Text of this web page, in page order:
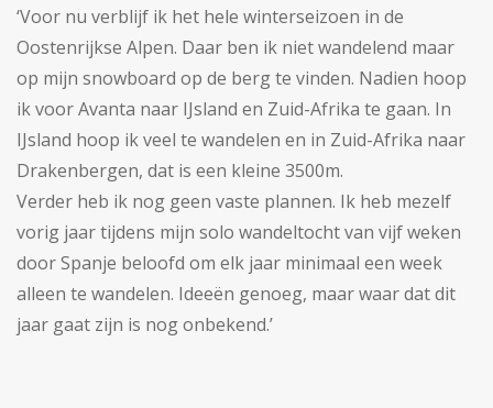
‘Voor nu verblijf ik het hele winterseizoen in de
Oostenrijkse Alpen. Daar ben ik niet wandelend maar
op mijn snowboard op de berg te vinden. Nadien hoop
ik voor Avanta naar IJsland en Zuid-Afrika te gaan. In
IJsland hoop ik veel te wandelen en in Zuid-Afrika naar
Drakenbergen, dat is een kleine 3500m.
Verder heb ik nog geen vaste plannen. Ik heb mezelf
vorig jaar tijdens mijn solo wandeltocht van vijf weken
door Spanje beloofd om elk jaar minimaal een week
alleen te wandelen. Ideeën genoeg, maar waar dat dit
jaar gaat zijn is nog onbekend.’